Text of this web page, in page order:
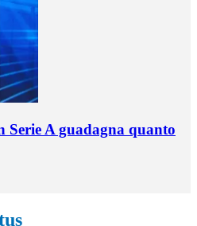
Serie A guadagna quanto